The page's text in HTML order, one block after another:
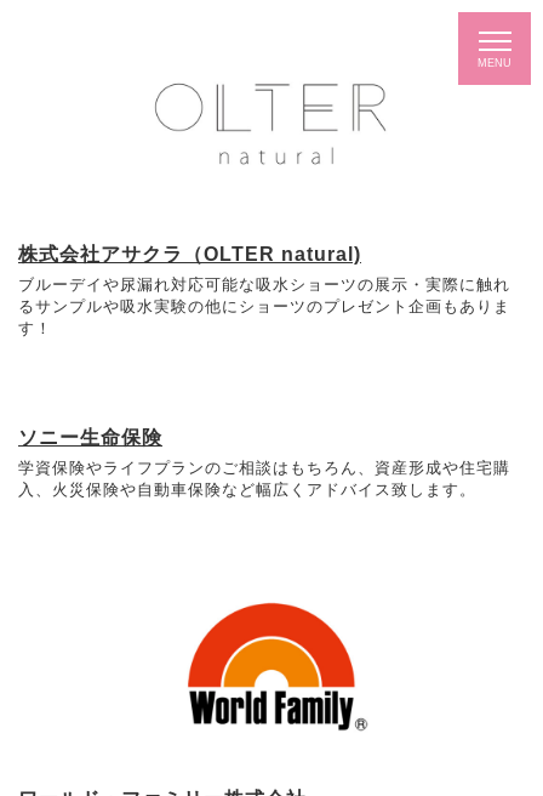
株式会社アサクラ（OLTER natural)
ブルーデイや尿漏れ対応可能な吸水ショーツの展示・実際に触れ
るサンプルや吸水実験の他にショーツのプレゼント企画もありま
す！
ソニー生命保険
学資保険やライフプランのご相談はもちろん、資産形成や住宅購
入、火災保険や自動車保険など幅広くアドバイス致します。